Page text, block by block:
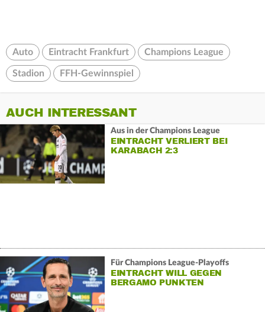
Auto Eintracht Frankfurt Champions League
Stadion FFH-Gewinnspiel
AUCH INTERESSANT
Aus in der Champions League
EINTRACHT VERLIERT BEI
KARABACH 2:3
Für Champions League-Playoffs
EINTRACHT WILL GEGEN
BERGAMO PUNKTEN